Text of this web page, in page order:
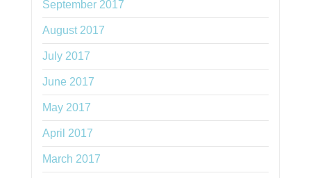
September 2017
August 2017
July 2017
June 2017
May 2017
April 2017
March 2017